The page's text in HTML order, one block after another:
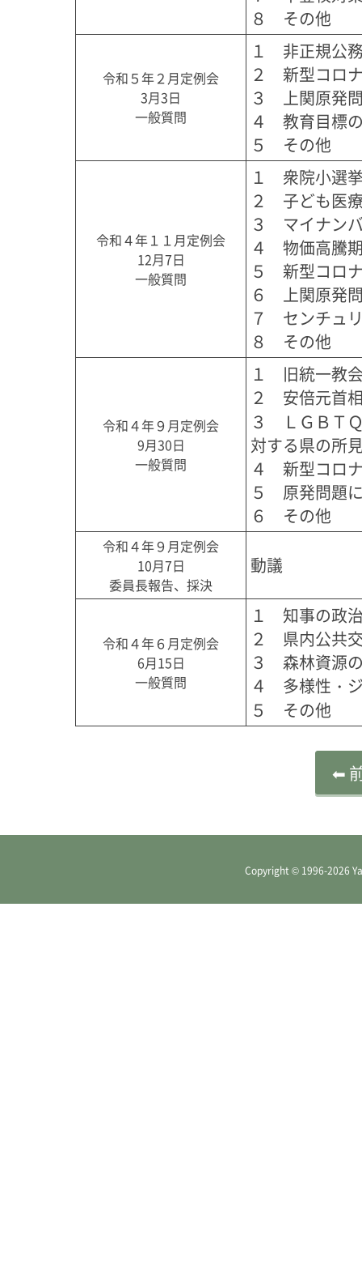
８　その他
令和５年２月定例会
3月3日
一般質問
１　非正規公
２　新型コロ
３　上関原発
４　教育目標
５　その他
令和４年１１月定例会
12月7日
一般質問
１　衆院小選
２　子ども医
３　マイナン
４　物価高騰
５　新型コロ
６　上関原発
７　センチュ
８　その他
令和４年９月定例会
9月30日
一般質問
１　旧統一教
２　安倍元首
３　ＬＧＢＴ
対する県の所
４　新型コロ
５　原発問題
６　その他
令和４年９月定例会
10月7日
委員長報告、採決
動議
令和４年６月定例会
6月15日
一般質問
１　知事の政
２　県内公共
３　森林資源
４　多様性・
５　その他
⬅
Copyright © 1996-2026